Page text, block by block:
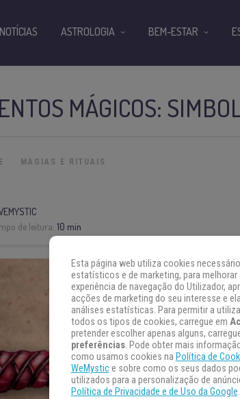
MÁGICOS:
MAGIAS E RITUAIS
de leitura:10 min
NOTÍCIAS ASTROLOGIA BEM-ESTAR
Esta página web utiliza cookies
estatísticos e de marketing, para melhorar
experiência de navegação do Utilizador,
acções de marketing do seu interesse e
análises estatísticas. Para permitir a
todos os tipos de cookies, carregue em
pretender escolher apenas alguns,
preferências. Pode obter mais
como usamos cookies na Política de
WeMystice sobre como os seus dados
utilizados para a personalização de
Política de Privacidade e de Uso da Google.